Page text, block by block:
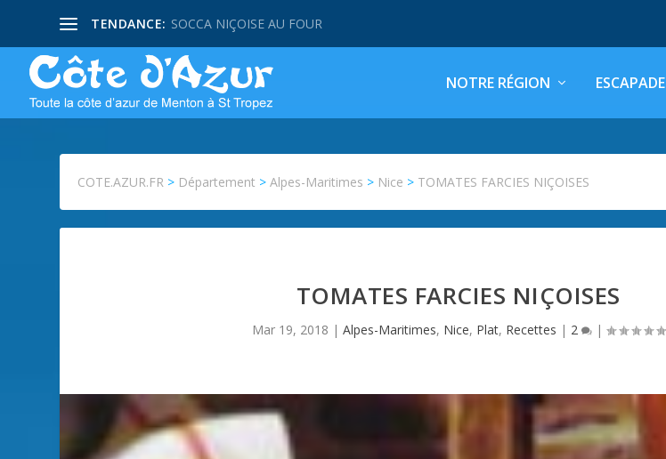
TENDANCE: SOCCA NIÇOISE AU FOUR
NOTRE RÉGION ESCAPADE
COTE.AZUR.FR > Département >Alpes-Maritimes > Nice > TOMATES FARCIES NIÇOISES
TOMATES FARCIES NIÇOISES
Mar 19, 2018 | Alpes-Maritimes, Nice, Plat, Recettes | 2 |